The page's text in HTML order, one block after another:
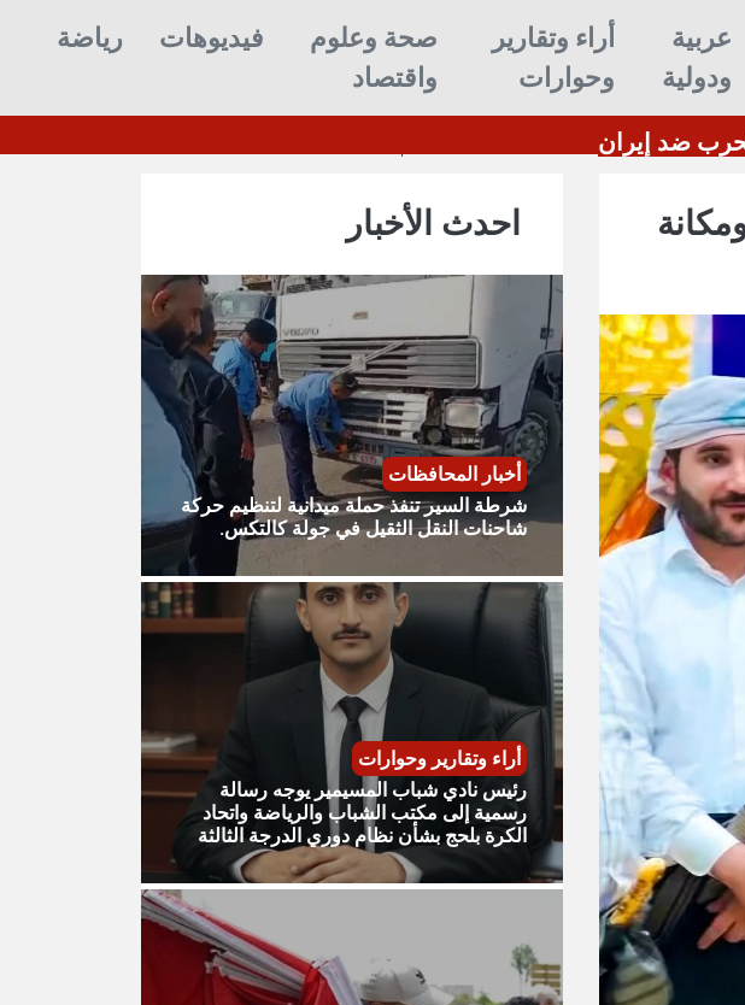
عربية
ودولية
أراء وتقارير
وحوارات
صحة وعلوم
واقتصاد
فيديوهات رياضة
تحتاج لتعزيز ترسانتها بعد استنزافها بالحرب ضد إيران
احدث الأخبار
أخبار المحافظات
شرطة السير تنفذ حملة ميدانية لتنظيم حركة
شاحنات النقل الثقيل في جولة كالتكس.
أراء وتقارير وحوارات
رئيس نادي شباب المسيمير يوجه رسالة
رسمية إلى مكتب الشباب والرياضة واتحاد
الكرة بلحج بشأن نظام دوري الدرجة الثالثة